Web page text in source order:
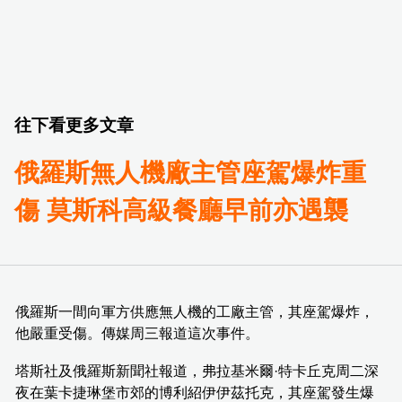
往下看更多文章
俄羅斯無人機廠主管座駕爆炸重
傷 莫斯科高級餐廳早前亦遇襲
俄羅斯一間向軍方供應無人機的工廠主管，其座駕爆炸，
他嚴重受傷。傳媒周三報道這次事件。
塔斯社及俄羅斯新聞社報道，弗拉基米爾·特卡丘克周二深
夜在葉卡捷琳堡市郊的博利紹伊伊茲托克，其座駕發生爆